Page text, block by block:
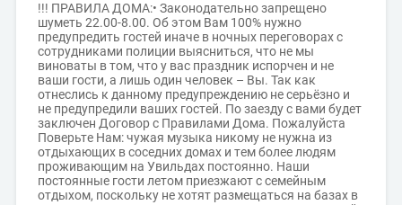
!!! ПРАВИЛА ДОМА:• Законодательно запрещено
шуметь 22.00-8.00. Об этом Вам 100% нужно
предупредить гостей иначе в ночных переговорах с
сотрудниками полиции выясниться, что не мы
виноваты в том, что у вас праздник испорчен и не
ваши гости, а лишь один человек – Вы. Так как
отнеслись к данному предупреждению не серьёзно и
не предупредили ваших гостей. По заезду с вами будет
заключен Договор с Правилами Дома. Пожалуйста
Поверьте Нам: чужая музыка никому не нужна из
отдыхающих в соседних домах и тем более людям
проживающим на Увильдах постоянно. Наши
постоянные гости летом приезжают с семейным
отдыхом, поскольку не хотят размещаться на базах в